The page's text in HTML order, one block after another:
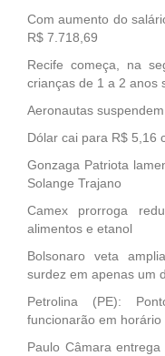
Com aumento do
R$ 7.718,69
Recife começa, na
crianças de 1 a 2 anos
Aeronautas
Dólar cai para R$ 5,16
Gonzaga Patriota
Solange Trajano
Camex prorroga
alimentos e etanol
Bolsonaro veta
surdez em apenas um
Petrolina (PE):
funcionarão em
Paulo Câmara